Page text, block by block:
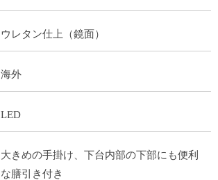
ウレタン仕上（鏡面）
海外
LED
大きめの手掛け、下台内部の下部にも便利
な膳引き付き